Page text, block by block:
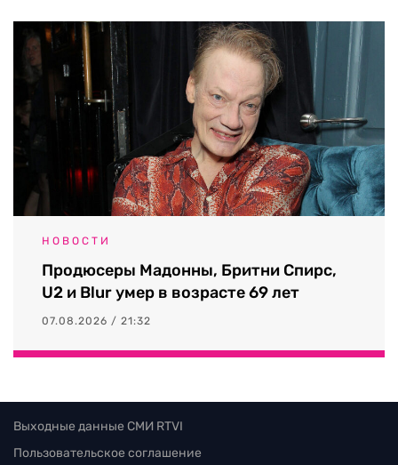
НОВОСТИ
Продюсеры Мадонны, Бритни Спирс,
U2 и Blur умер в возрасте 69 лет
07.08.2026 / 21:32
Выходные данные СМИ RTVI
Пользовательское соглашение